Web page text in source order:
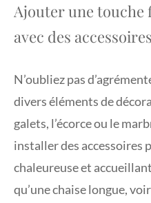
Ajouter une touche
avec des
N’oubliez pas
divers éléments de
galets, l’écorce ou le
installer des accessoires
chaleureuse et
qu’une chaise longue,